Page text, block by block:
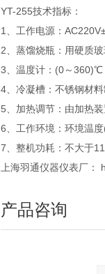
YT-255技术指标：
1、工作电源：
2、蒸馏烧瓶：用硬质
3、温度计：(0～360)℃
4、冷凝槽：不锈钢材
5、加热调节：由加热
6、工作环境：环境温
7、整机功耗：不大于
上海羽通仪器仪表厂
产品咨询